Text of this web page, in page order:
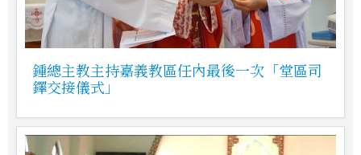
鍾總主教主持嘉義教區任內最後一次「堂區司
鐸交接儀式」